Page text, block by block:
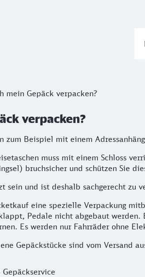
mein Gepäck verpacken?
verpacken?
zum Beispiel mit einem
muss mit einem Schloss
bruchsicher und schützen Sie
sein und ist deshalb sachgerecht
eine spezielle Verpackung
Pedale nicht abgebaut
Es werden nur Fahrräder ohne
Gepäckstücke sind vom Versand